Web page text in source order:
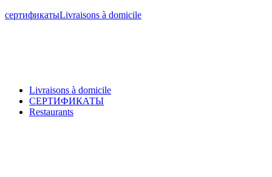
сертификатыLivraisons à domicile
Livraisons à domicile
СЕРТИФИКАТЫ
Restaurants